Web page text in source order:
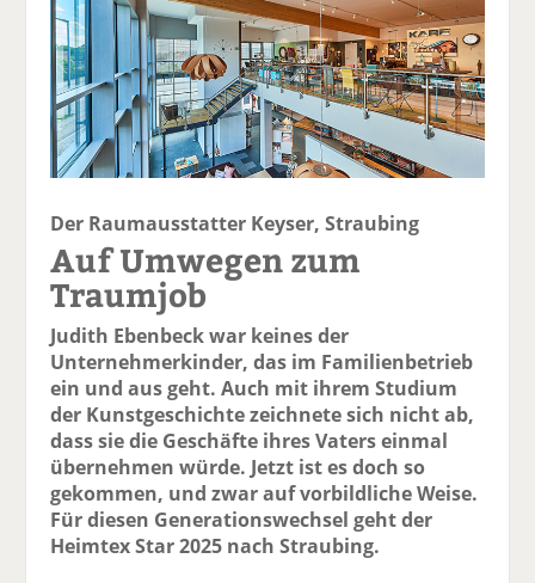
Der Raumausstatter Keyser, Straubing
Auf Umwegen zum
Traumjob
Judith Ebenbeck war keines der
Unternehmerkinder, das im Familienbetrieb
ein und aus geht. Auch mit ihrem Studium
der Kunstgeschichte zeichnete sich nicht ab,
dass sie die Geschäfte ihres Vaters einmal
übernehmen würde. Jetzt ist es doch so
gekommen, und zwar auf vorbildliche Weise.
Für diesen Generations­wechsel geht der
Heimtex Star 2025 nach Straubing.